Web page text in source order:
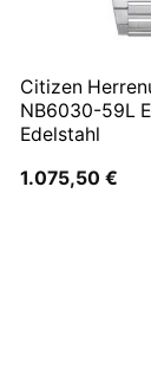
Citizen
NB6030-59L
Edelstahl
1.075,50 €